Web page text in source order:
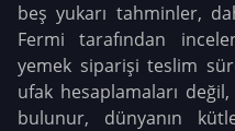
beş yukarı tahminler,
Fermi tarafından
yemek siparişi teslim
ufak hesaplamaları
bulunur, dünyanın